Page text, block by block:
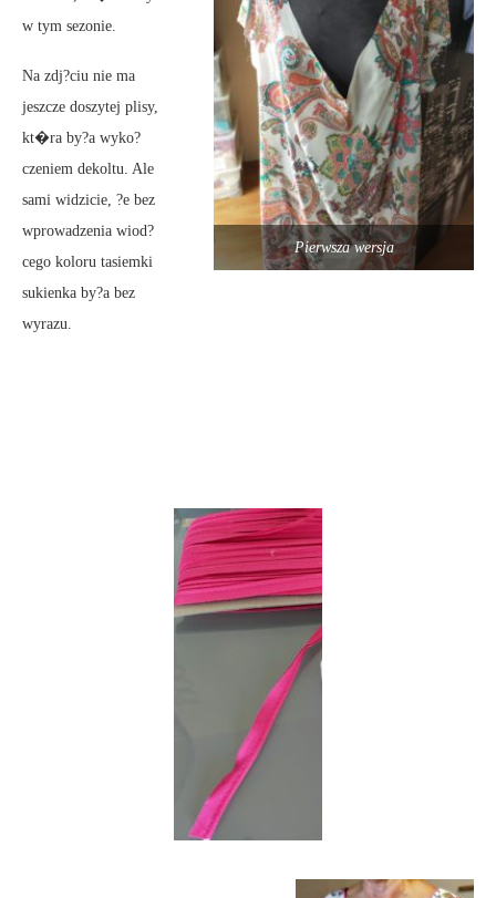
Pierwsza wersja
w tym sezonie.
Na zdj?ciu nie ma
jeszcze doszytej plisy,
kt�ra by?a wyko?
czeniem dekoltu. Ale
sami widzicie, ?e bez
wprowadzenia wiod?
cego koloru tasiemki
sukienka by?a bez
wyrazu.